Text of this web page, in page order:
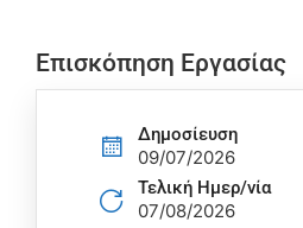
Επισκόπηση Εργασίας
Δημοσίευση
09/07/2026
Τελική Ημερ/νία
07/08/2026